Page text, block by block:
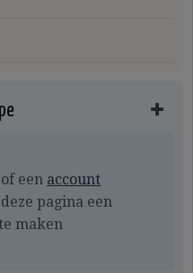
of een account
pagina een
maken